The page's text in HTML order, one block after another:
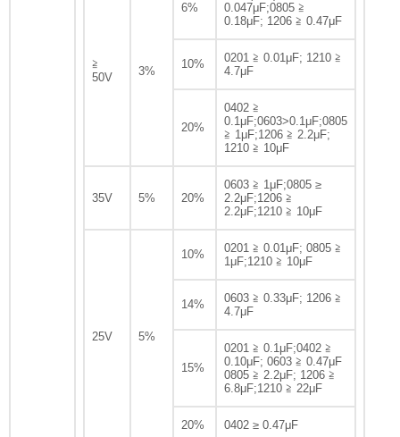
≧
50V
3%
6%
0.047μF;0805 ≧
0.18μF; 1206 ≧ 0.47μF
10%
0201 ≧ 0.01μF; 1210 ≧
4.7μF
20%
0402 ≧
0.1μF;0603>0.1μF;0805
≧ 1μF;1206 ≧ 2.2μF;
1210 ≧ 10μF
35V 5% 20%
0603 ≧ 1μF;0805 ≥
2.2μF;1206 ≧
2.2μF;1210 ≧ 10μF
25V 5%
10%
0201 ≧ 0.01μF; 0805 ≧
1μF;1210 ≧ 10μF
14%
0603 ≧ 0.33μF; 1206 ≧
4.7μF
15%
0201 ≧ 0.1μF;0402 ≧
0.10μF; 0603 ≧ 0.47μF
0805 ≧ 2.2μF; 1206 ≧
6.8μF;1210 ≧ 22μF
20% 0402 ≥ 0.47μF